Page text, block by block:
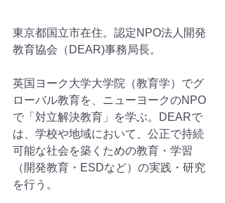
東京都国立市在住。認定NPO法人開発
教育協会（DEAR)事務局長。
英国ヨーク大学大学院（教育学）でグ
ローバル教育を、ニューヨークのNPO
で「対立解決教育」を学ぶ。DEARで
は、学校や地域において、公正で持続
可能な社会を築くための教育・学習
（開発教育・ESDなど）の実践・研究
を行う。